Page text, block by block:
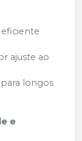
eficiente
ajuste ao
para longos
e